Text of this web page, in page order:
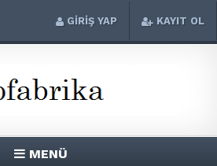
GİRİŞ YAP KAYIT OL
MENÜ